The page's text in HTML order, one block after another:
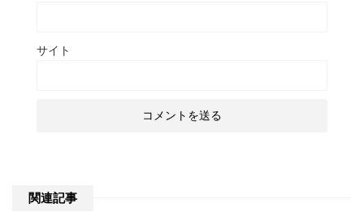
サイト
関連記事